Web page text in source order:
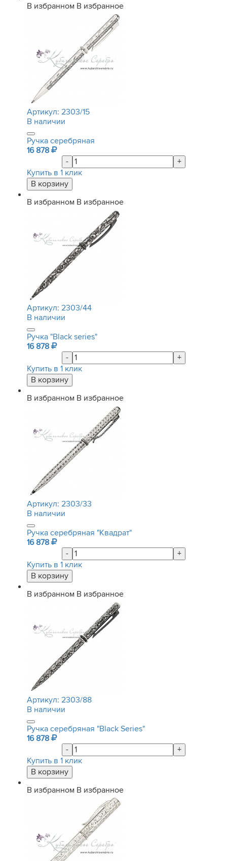
В избранном В избранное
Артикул: 2303/15
В наличии
Ручка серебряная
16 878
-
+
Купить в 1 клик
В избранном В избранное
Артикул: 2303/44
В наличии
Ручка "Black series"
16 878
-
+
Купить в 1 клик
В избранном В избранное
Артикул: 2303/33
В наличии
Ручка серебряная "Квадрат"
16 878
-
+
Купить в 1 клик
В избранном В избранное
Артикул: 2303/88
В наличии
Ручка серебряная "Black Series"
16 878
-
+
Купить в 1 клик
В избранном В избранное